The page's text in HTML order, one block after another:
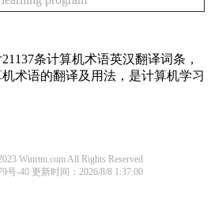
条计算机术语英汉翻译词条，
术语的翻译及用法，是计算机学习
Winrtm.com All Rights Reserved
号-40 更新时间：2026/8/8 1:37:00